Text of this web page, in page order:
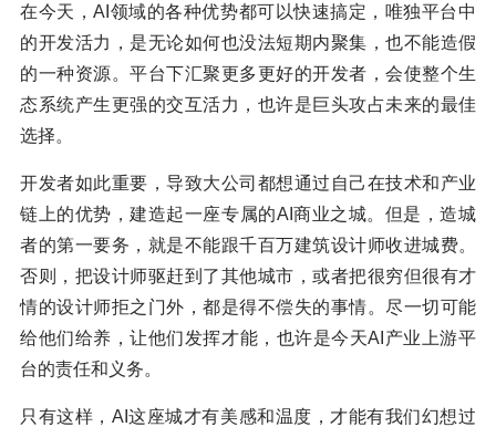
在今天，AI领域的各种优势都可以快速搞定，唯独平台中
的开发活力，是无论如何也没法短期内聚集，也不能造假
的一种资源。平台下汇聚更多更好的开发者，会使整个生
态系统产生更强的交互活力，也许是巨头攻占未来的最佳
选择。
开发者如此重要，导致大公司都想通过自己在技术和产业
链上的优势，建造起一座专属的AI商业之城。但是，造城
者的第一要务，就是不能跟千百万建筑设计师收进城费。
否则，把设计师驱赶到了其他城市，或者把很穷但很有才
情的设计师拒之门外，都是得不偿失的事情。尽一切可能
给他们给养，让他们发挥才能，也许是今天AI产业上游平
台的责任和义务。
只有这样，AI这座城才有美感和温度，才能有我们幻想过